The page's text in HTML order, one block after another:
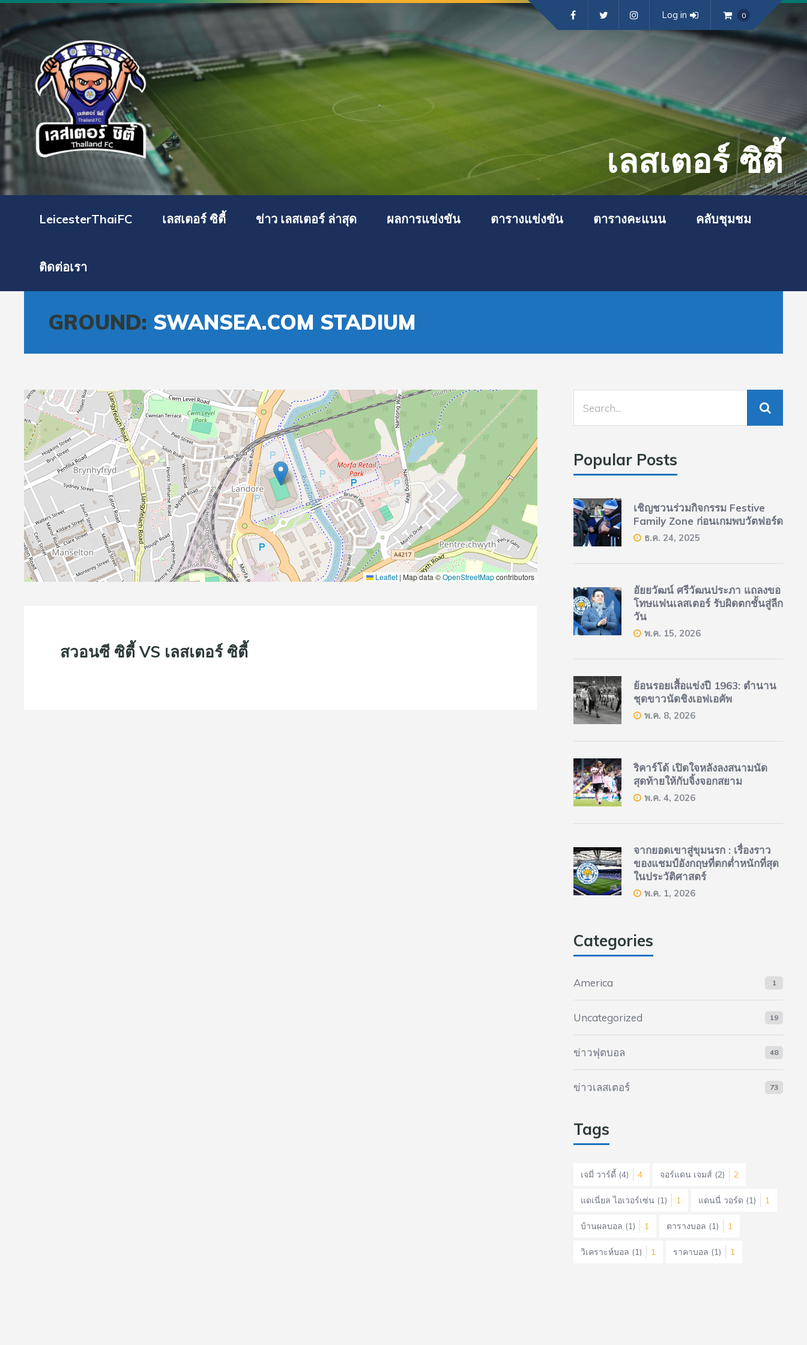
เลสเตอร์ ซิตี้
Log in 0
LeicesterThaiFC เลสเตอร์ ซิตี้ ข่าว เลสเตอร์ ล่าสุด ผลการแข่งขัน ตารางแข่งขัน ตารางคะแนน คลับชุมชม
ติดต่อเรา
GROUND: SWANSEA.COM STADIUM
Leaflet | Map data ©OpenStreetMapcontributors
สวอนซี ซิตี้ VS เลสเตอร์ ซิตี้
Popular Posts
เชิญชวนร่วมกิจกรรม Festive
Family Zone ก่อนเกมพบวัตฟอร์ด
ธ.ค. 24, 2025
อัยยวัฒน์ ศรีวัฒนประภา แถลงขอ
โทษแฟนเลสเตอร์ รับผิดตกชั้นสู่ลีก
วัน
พ.ค. 15, 2026
ย้อนรอยเสื้อแข่งปี 1963: ตำนาน
ชุดขาวนัดชิงเอฟเอคัพ
พ.ค. 8, 2026
ริคาร์โด้ เปิดใจหลังลงสนามนัด
สุดท้ายให้กับจิ้งจอกสยาม
พ.ค. 4, 2026
จากยอดเขาสู่ขุมนรก : เรื่องราว
ของแชมป์อังกฤษที่ตกต่ำหนักที่สุด
ในประวัติศาสตร์
พ.ค. 1, 2026
Categories
America 1
Uncategorized 19
ข่าวฟุตบอล 48
ข่าวเลสเตอร์ 73
Tags
เจมี่ วาร์ดี้ (4) 4 จอร์แดน เจมส์ (2) 2
แดเนี่ยล ไอเวอร์เซ่น (1) 1 แดนนี่ วอร์ด (1) 1
บ้านผลบอล (1) 1 ตารางบอล (1) 1
วิเคราะห์บอล (1) 1 ราคาบอล (1) 1